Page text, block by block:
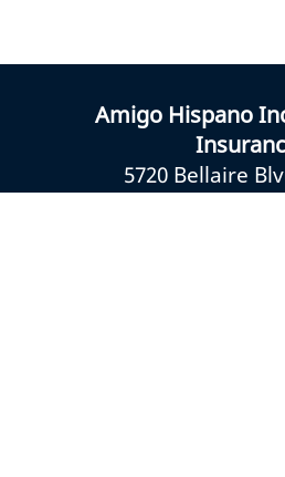
Amigo Hispano
5720 Bellaire